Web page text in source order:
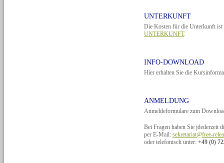
UNTERKUNFT
Die Kosten für die Unterkunft ist
UNTERKUNFT.
INFO-DOWNLOAD
Hier erhalten Sie die
ANMELDUNG
Anmeldeformulare zum
Bei Fragen haben Sie jdederzeit
per E-Mail: sekretariat@free-
oder telefonisch unter: +49 (0)